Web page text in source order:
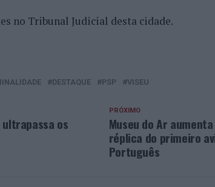
no Tribunal Judicial desta cidade.
DESTAQUE PSP VISEU
PRÓXIMO
Museu do Ar
réplica do primeiro
Português
ultrapassa os